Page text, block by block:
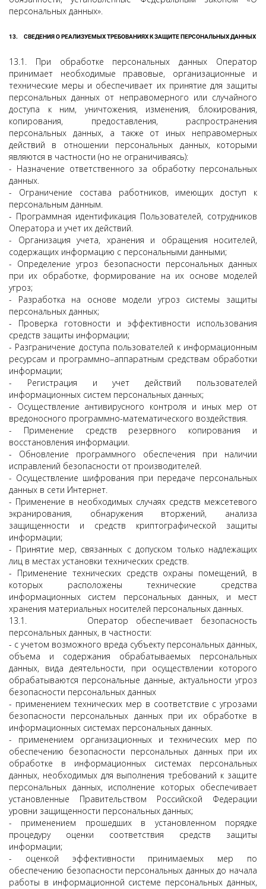
персональных данных».
13. СВЕДЕНИЯ О РЕАЛИЗУЕМЫХ ТРЕБОВАНИЯХ К ЗАЩИТЕ ПЕРСОНАЛЬНЫХ ДАННЫХ
13.1. При обработке персональных данных Оператор
принимает необходимые правовые, организационные и
технические меры и обеспечивает их принятие для защиты
персональных данных от неправомерного или случайного
доступа к ним, уничтожения, изменения, блокирования,
копирования, предоставления, распространения
персональных данных, а также от иных неправомерных
действий в отношении персональных данных, которыми
являются в частности (но не ограничиваясь):
- Назначение ответственного за обработку персональных
данных.
- Ограничение состава работников, имеющих доступ к
персональным данным.
- Программная идентификация Пользователей, сотрудников
Оператора и учет их действий.
- Организация учета, хранения и обращения носителей,
содержащих информацию с персональными данными;
- Определение угроз безопасности персональных данных
при их обработке, формирование на их основе моделей
угроз;
- Разработка на основе модели угроз системы защиты
персональных данных;
- Проверка готовности и эффективности использования
средств защиты информации;
- Разграничение доступа пользователей к информационным
ресурсам и программно–аппаратным средствам обработки
информации;
- Регистрация и учет действий пользователей
информационных систем персональных данных;
- Осуществление антивирусного контроля и иных мер от
вредоносного программно-математического воздействия.
- Применение средств резервного копирования и
восстановления информации.
- Обновление программного обеспечения при наличии
исправлений безопасности от производителей.
- Осуществление шифрования при передаче персональных
данных в сети Интернет.
- Применение в необходимых случаях средств межсетевого
экранирования, обнаружения вторжений, анализа
защищенности и средств криптографической защиты
информации;
- Принятие мер, связанных с допуском только надлежащих
лиц в местах установки технических средств.
- Применение технических средств охраны помещений, в
которых расположены технические средства
информационных систем персональных данных, и мест
хранения материальных носителей персональных данных.
13.1. Оператор обеспечивает безопасность
персональных данных, в частности:
- с учетом возможного вреда субъекту персональных данных,
объема и содержания обрабатываемых персональных
данных, вида деятельности, при осуществлении которого
обрабатываются персональные данные, актуальности угроз
безопасности персональных данных
- применением технических мер в соответствие с угрозами
безопасности персональных данных при их обработке в
информационных системах персональных данных.
- применением организационных и технических мер по
обеспечению безопасности персональных данных при их
обработке в информационных системах персональных
данных, необходимых для выполнения требований к защите
персональных данных, исполнение которых обеспечивает
установленные Правительством Российской Федерации
уровни защищенности персональных данных;
- применением прошедших в установленном порядке
процедуру оценки соответствия средств защиты
информации;
- оценкой эффективности принимаемых мер по
обеспечению безопасности персональных данных до начала
работы в информационной системе персональных данных,